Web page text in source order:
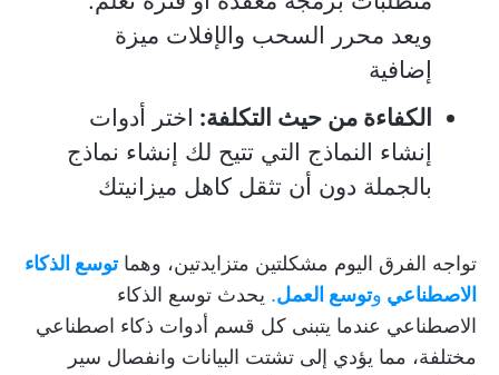
ويعد محرر السحب والإفلات ميزة
إضافية
الكفاءة من حيث التكلفة: اختر أدوات
إنشاء النماذج التي تتيح لك إنشاء نماذج
بالجملة دون أن تثقل كاهل ميزانيتك
تواجه الفرق اليوم مشكلتين متزايدتين، وهماتوسع الذكاء
الاصطناعي وتوسع العمل. يحدث توسع الذكاء
الاصطناعي عندما يتبنى كل قسم أدوات ذكاء اصطناعي
مختلفة، مما يؤدي إلى تشتت البيانات وانفصال سير